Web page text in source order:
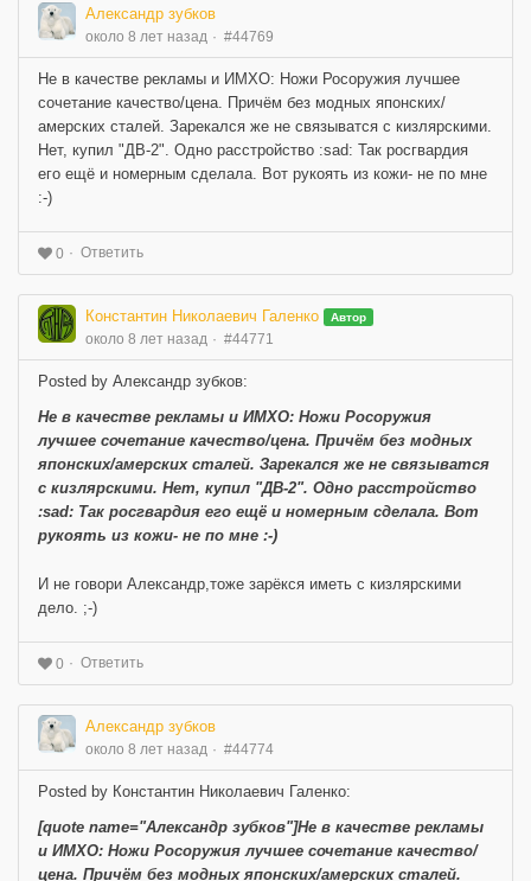
Александр зубков
около 8 лет назад #44769
Не в качестве рекламы и ИМХО: Ножи Росоружия лучшее
сочетание качество/цена. Причём без модных японских/
амерских сталей. Зарекался же не связыватся с кизлярскими.
Нет, купил "ДВ-2". Одно расстройство :sad: Так росгвардия
его ещё и номерным сделала. Вот рукоять из кожи- не по мне
:-)
0 Ответить
Константин Николаевич Галенко Автор
около 8 лет назад #44771
Posted by Александр зубков:
Не в качестве рекламы и ИМХО: Ножи Росоружия
лучшее сочетание качество/цена. Причём без модных
японских/амерских сталей. Зарекался же не связыватся
с кизлярскими. Нет, купил "ДВ-2". Одно расстройство
:sad: Так росгвардия его ещё и номерным сделала. Вот
рукоять из кожи- не по мне :-)
И не говори Александр,тоже зарёкся иметь с кизлярскими
дело. ;-)
0 Ответить
Александр зубков
около 8 лет назад #44774
Posted by Константин Николаевич Галенко:
[quote name="Александр зубков"]Не в качестве рекламы
и ИМХО: Ножи Росоружия лучшее сочетание качество/
цена. Причём без модных японских/амерских сталей.